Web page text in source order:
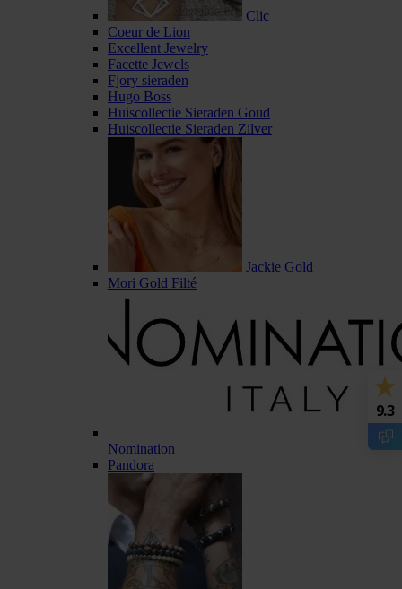
Clic
Coeur de Lion
Excellent Jewelry
Facette Jewels
Fjory sieraden
Hugo Boss
Huiscollectie Sieraden Goud
Huiscollectie Sieraden Zilver
Jackie Gold
Mori Gold Filté
Nomination
Pandora
9.3